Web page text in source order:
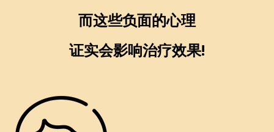
而这些负面的心理
证实会影响治疗效果!